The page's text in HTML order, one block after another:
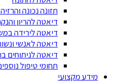
תזונה נכונה
דיאטה להריון
דיאטה לירידה
דיאטה לאנשי
דיאטה לניתוחים
תחומי טיפול
מידע מקצועי